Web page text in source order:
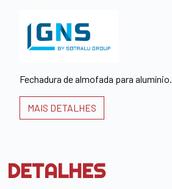
Fechadura de almofada para alumínio.
MAIS DETALHES
DETALHES